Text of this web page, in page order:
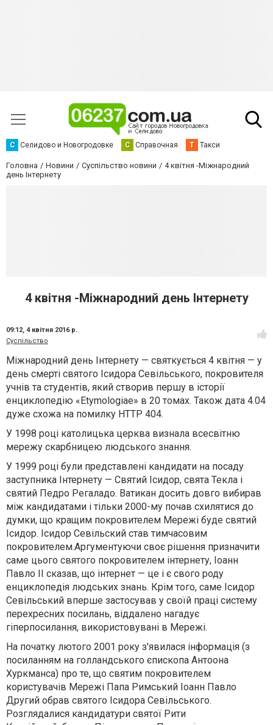
С Селидово и Новогродовке С Справочная Т Такси
Головна Новини Суспільство новини
4 квітня -Міжнародний
день Інтернету
4 квітня -Міжнародний день Інтернету
09:12, 4 квітня 2016 р.
Суспільство
Міжнародний день Інтернету — святкується 4 квітня — у
день смерті святого Ісидора Севільського, покровителя
учнів та студентів, який створив першу в історії
енциклопедію «Etymologiae» в 20 томах. Також дата 4.04
дуже схожа на помилку HTTP 404.
У 1998 році католицька церква визнала всесвітню
мережу скарбницею людського знання.
У 1999 році були представлені кандидати на посаду
заступника Інтернету — Святий Ісидор, свята Текла і
святий Педро Регаладо. Ватикан досить довго вибирав
між кандидатами і тільки 2000-му почав схилятися до
думки, що кращим покровителем Мережі буде святий
Ісидор. Ісидор Севільский став тимчасовим
покровителем.Аргументуючи своє рішення призначити
саме цього святого покровителем інтернету, Іоанн
Павло II сказав, що інтернет — це і є свого роду
енциклопедія людських знань. Крім того, саме Ісидор
Севільський вперше застосував у своїй праці систему
перехресних посилань, віддалено нагадує
гіперпосилання, використовувані в Мережі.
На початку лютого 2001 року з'явилася інформація (з
посиланням на голландського єпископа Антоона
Хуркманса) про те, що святим покровителем
користувачів Мережі Папа Римський Іоанн Павло
Другий обрав святого Ісидора Севільського.
Розглядалися кандидатури святої Рити